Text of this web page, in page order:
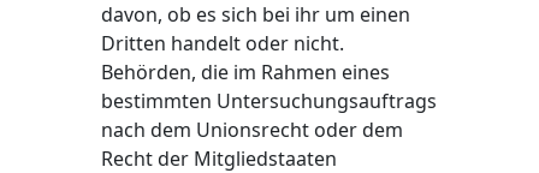
davon, ob es sich bei ihr um einen
Dritten handelt oder nicht.
Behörden, die im Rahmen eines
bestimmten Untersuchungsauftrags
nach dem Unionsrecht oder dem
Recht der Mitgliedstaaten